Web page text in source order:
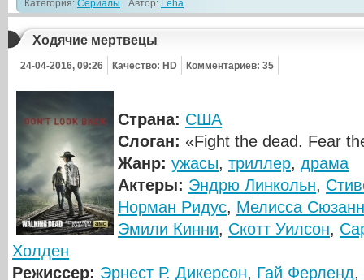
Категория: Сериалы Автор: Leha
Ходячие мертвецы
24-04-2016, 09:26 Качество: HD Комментариев: 35
Страна: США
Слоган: «Fight the dead. Fear
Жанр: ужасы, триллер, драма
Актеры: Эндрю Линкольн,
Норман Ридус, Мелисса
Эмили Кинни, Скотт Уилсон,
Холден
Режиссер: Эрнест Р. Дикерсон, Гай Ферленд,